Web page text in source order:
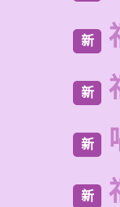
新
新
新
新